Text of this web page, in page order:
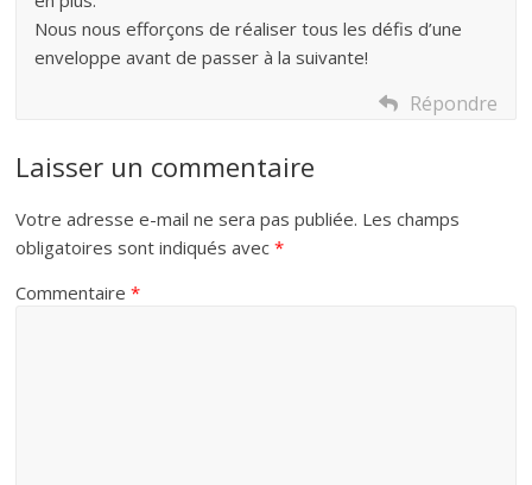
Nous nous efforçons de réaliser tous les défis d’une
enveloppe avant de passer à la suivante!
Répondre
Laisser un commentaire
Votre adresse e-mail ne sera pas publiée. Les champs
obligatoires sont indiqués avec*
Commentaire*